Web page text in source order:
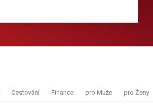
Cestování Finance pro Muže pro Ženy